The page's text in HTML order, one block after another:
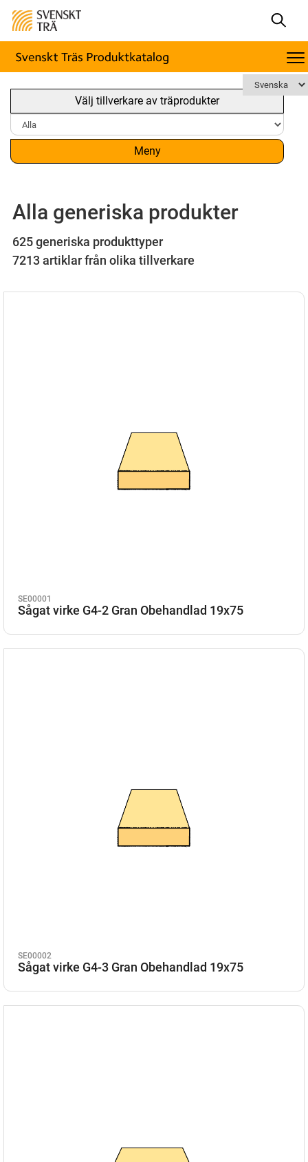
Välj tillverkare av träprodukter
Meny
Alla generiska produkter
625 generiska produkttyper
7213 artiklar från olika tillverkare
SE00001
Sågat virke G4-2 Gran Obehandlad 19x75
SE00002
Sågat virke G4-3 Gran Obehandlad 19x75